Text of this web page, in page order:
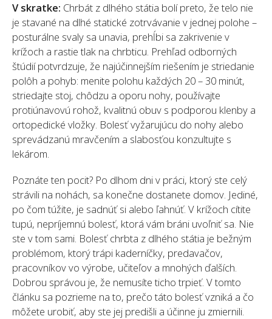
V skratke: Chrbát z dlhého státia bolí preto, že telo nie
je stavané na dlhé statické zotrvávanie v jednej polohe –
posturálne svaly sa unavia, prehĺbi sa zakrivenie v
krížoch a rastie tlak na chrbticu. Prehľad odborných
štúdií potvrdzuje, že najúčinnejším riešením je striedanie
polôh a pohyb: menite polohu každých 20 – 30 minút,
striedajte stoj, chôdzu a oporu nohy, používajte
protiúnavovú rohož, kvalitnú obuv s podporou klenby a
ortopedické vložky. Bolesť vyžarujúcu do nohy alebo
sprevádzanú mravčením a slabosťou konzultujte s
lekárom.
Poznáte ten pocit? Po dlhom dni v práci, ktorý ste celý
strávili na nohách, sa konečne dostanete domov. Jediné,
po čom túžite, je sadnúť si alebo ľahnúť. V krížoch cítite
tupú, nepríjemnú bolesť, ktorá vám bráni uvoľniť sa. Nie
ste v tom sami. Bolesť chrbta z dlhého státia je bežným
problémom, ktorý trápi kaderníčky, predavačov,
pracovníkov vo výrobe, učiteľov a mnohých ďalších.
Dobrou správou je, že nemusíte ticho trpieť. V tomto
článku sa pozrieme na to, prečo táto bolesť vzniká a čo
môžete urobiť, aby ste jej predišli a účinne ju zmiernili.